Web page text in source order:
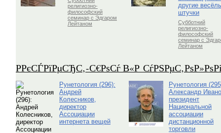
религиозно-
философский
семинар с Эдгаром
Лейтаном
другие
штучки
Субботний
религиозно-
философский
семинар с
Лейтаном
Р­РєСЃРїРµСЂС‚-С€РѕСѓ В«Р
Рунетология (296):
Андрей
Колесников,
директор
Ассоциации
интернета вещей
Рунетология
Александр
президент
Национальной
ассоциации
дистанционной
торговли